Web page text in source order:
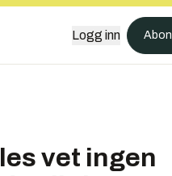
Logg inn
vet ingen